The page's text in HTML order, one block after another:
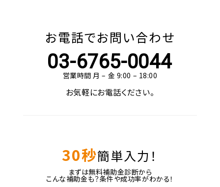
お電話でお問い合わせ
03-6765-0044
営業時間 月 – 金 9:00 – 18:00
お気軽にお電話ください。
30秒簡単入力！
まずは無料補助金診断から
こんな補助金も？条件や成功率がわかる！